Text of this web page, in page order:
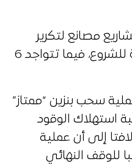
المسؤول ذاته أن 3 مشاريع مصانع لتكرير
الزيوت اكتملت وباتت جاهزة للشروع، فيما تتواجد 6
سحب بنزين “ممتاز”
استهلاك الوقود
إلى أن عملية
للوقف النهائي